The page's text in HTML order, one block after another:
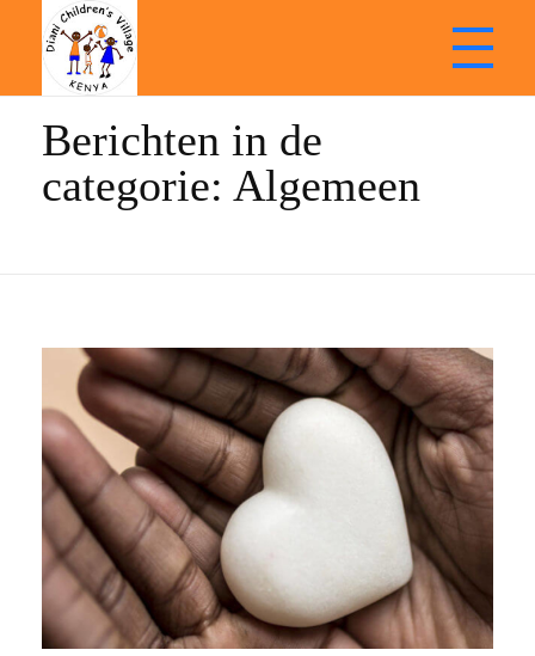
Stichting Diani Childrens Village | Kenia
Doneren | Kinderopvang | Betrokken | Ontwikkelen
Start
Berichten in de
categorie: Algemeen